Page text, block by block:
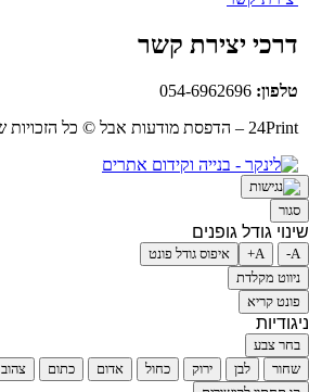
דרכי יצירת קשר
טלפון:
24Print – הדפסת מודעות אבל © כל הזכויות שמורות
סגור
שינוי גודל גופנים
A-
A+
איפוס גודל פונט
ניווט מקלדת
פונט קריא
ניגודיות
בחר צבע
שחור
לבן ירוק כחול אדום כתום צהוב